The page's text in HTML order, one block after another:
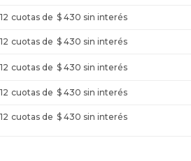
12 cuotas de $ 430 sin interés
12 cuotas de $ 430 sin interés
12 cuotas de $ 430 sin interés
12 cuotas de $ 430 sin interés
12 cuotas de $ 430 sin interés